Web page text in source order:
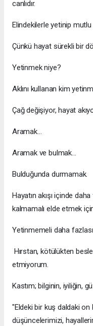
canlıdır.
Elindekilerle yetinip mutlu
Çünkü hayat sürekli bir
Yetinmek niye?
Aklını kullanan kim
Çağ değişiyor, hayat
Aramak…
Aramak ve bulmak...
Bulduğunda durmamak.
Hayatın akışı içinde
kalmamalı elde etmek
Yetinmemeli daha
Hırstan, kötülükten
etmiyorum.
Kastım; bilginin, iyiliğin,
"Eldeki bir kuş daldaki on
düşüncelerimizi,